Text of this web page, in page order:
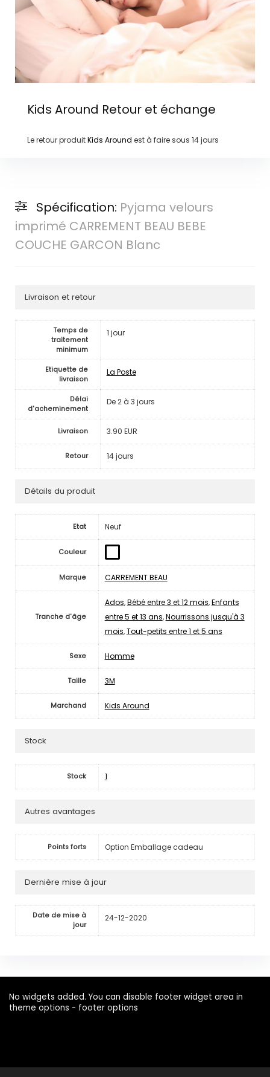
Kids Around Retour et échange
Le retour produitKids Around est à faire sous 14 jours
Spécification: Pyjama velours
imprimé CARREMENT BEAU BEBE
COUCHE GARCON Blanc
Livraison et retour
Temps de
traitement
minimum
1 jour
Etiquette de
livraison
La Poste
Délai
d'acheminement
De 2 à 3 jours
Livraison 3.90 EUR
Retour 14 jours
Détails du produit
Etat Neuf
Couleur
Marque CARREMENT BEAU
Tranche d'âge
Ados,Bébé entre 3 et 12 mois,Enfants
entre 5 et 13 ans,Nourrissons jusqu'à 3
mois,Tout-petits entre 1 et 5 ans
Sexe Homme
Taille 3M
Marchand Kids Around
Stock
Stock 1
Autres avantages
Points forts Option Emballage cadeau
Dernière mise à jour
Date de mise à
jour
24-12-2020
No widgets added. You can disable footer widget area in
theme options - footer options